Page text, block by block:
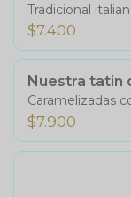
Tradicional
$7.400
Nuestra tatin
Caramelizadas
$7.900